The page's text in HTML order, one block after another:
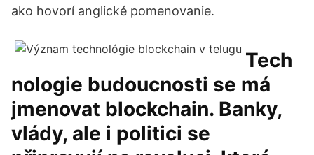
ako hovorí anglické pomenovanie.
Tech
nologie budoucnosti se má
jmenovat blockchain. Banky,
vlády, ale i politici se